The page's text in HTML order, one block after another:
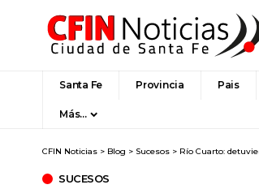
Santa Fe Provincia Pais
Más…
CFIN Noticias > Blog > Sucesos > Río Cuarto:
SUCESOS